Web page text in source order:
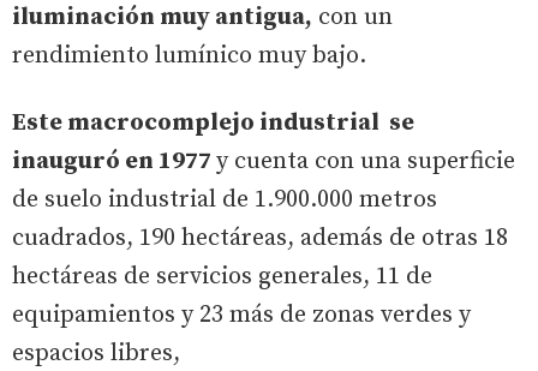
iluminación muy antigua, con un
rendimiento lumínico muy bajo.
Este macrocomplejo industrial se
inauguró en 1977 y cuenta con una superficie
de suelo industrial de 1.900.000 metros
cuadrados, 190 hectáreas, además de otras 18
hectáreas de servicios generales, 11 de
equipamientos y 23 más de zonas verdes y
espacios libres,